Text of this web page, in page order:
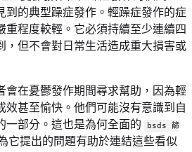
到的典型躁症發作。輕躁症發作的症
重程度較輕。它必須持續至少連續四
，但不會對日常生活造成重大損害或
會在憂鬱發作期間尋求幫助，因為輕
效甚至愉快。他們可能沒有意識到自
一部分。這也是為何全面的
bsds 篩
它提出的問題有助於連結這些看似